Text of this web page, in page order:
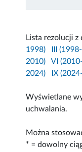
Lista rezolucji z
1998)
III
2010)
VI
2024)
IX
Wyświetlane
uchwalania.
Można
* = dowolny